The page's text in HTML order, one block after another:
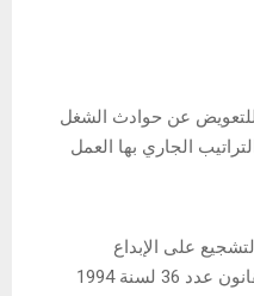
للتعويض عن حوادث الشغل
الجاري بها العمل
على الإبداع
المنصوص عليه بالفصل 37 من القانون عدد 36 لسنة 1994